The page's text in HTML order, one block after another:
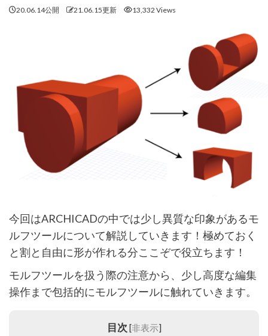
20.06.14公開 21.06.15更新 13,332 Views
今回はARCHICADの中では少し異質な印象があるモ
ルフツールについて解説していきます！極めておく
と割と自由に形が作れる分ここぞで役立ちます！
モルフツールを扱う際の注意から、少し高度な編集
操作まで包括的にモルフツールに触れていきます。
目次 [非表示]